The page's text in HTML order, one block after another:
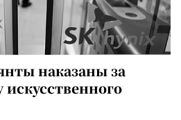
наказаны за
искусственного